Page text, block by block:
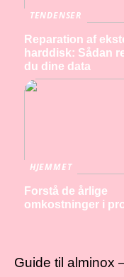
TENDENSER
Reparation af
harddisk: Sådan
du dine data
HJEMMET
Forstå de årlige
omkostninger i
Guide til alminox